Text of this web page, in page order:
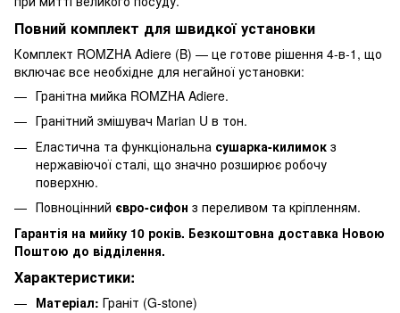
Повний комплект для швидкої установки
Комплект ROMZHA Adiere (B) — це готове рішення 4-в-1, що
включає все необхідне для негайної установки:
Гранітна мийка ROMZHA Adiere.
Гранітний змішувач Marian U в тон.
Еластична та функціональна сушарка-килимок з
нержавіючої сталі, що значно розширює робочу
поверхню.
Повноцінний євро-сифон з переливом та кріпленням.
Гарантія на мийку 10 років. Безкоштовна доставка Новою
Поштою до відділення.
Характеристики:
Матеріал: Граніт (G-stone)